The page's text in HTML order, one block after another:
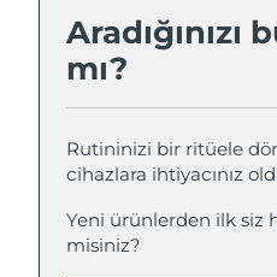
Aradığınızı
mı?
Rutininizi bir ritüele
cihazlara ihtiyacınız
Yeni ürünlerden ilk siz
misiniz?